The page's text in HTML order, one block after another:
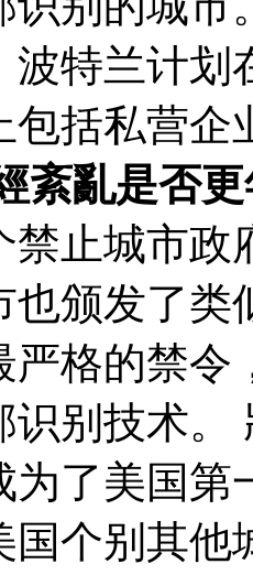
波特兰计划
包括私营企
紊亂是否
禁止城市
也颁发了类
严格的禁
识别技术。
为了美国
国个别其